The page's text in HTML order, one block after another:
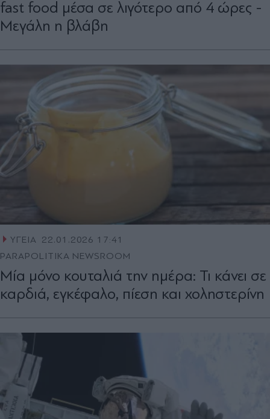
fast food μέσα σε λιγότερο από 4 ώρες -
Μεγάλη η βλάβη
ΥΓΕΙΑ 22.01.2026 17:41
PARAPOLITIKA NEWSROOM
Μία μόνο κουταλιά την ημέρα: Τι κάνει σε
καρδιά, εγκέφαλο, πίεση και χοληστερίνη